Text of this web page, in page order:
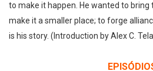
to make it happen. He wanted to
make it a smaller place; to forge
is his story. (Introduction by Alex C.